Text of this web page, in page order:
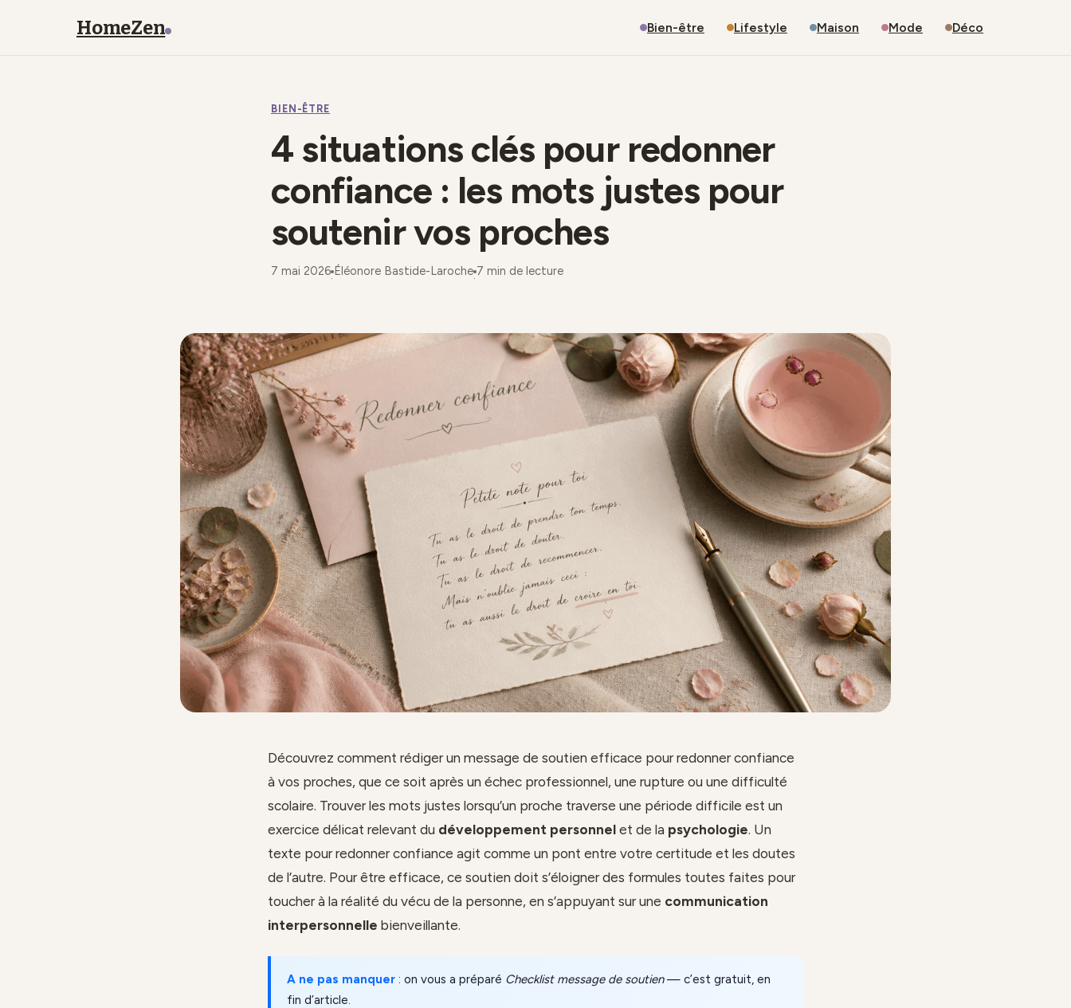
HomeZen Bien-être Lifestyle Maison Mode Déco
BIEN-ÊTRE
4 situations clés pour redonner
confiance : les mots justes pour
soutenir vos proches
7 mai 2026
·
Éléonore Bastide-Laroche
·
7 min de lecture
Découvrez comment rédiger un message de soutien efficace pour redonner confiance
à vos proches, que ce soit après un échec professionnel, une rupture ou une difficulté
scolaire. Trouver les mots justes lorsqu’un proche traverse une période difficile est un
exercice délicat relevant du développement personnel et de la psychologie. Un
texte pour redonner confiance agit comme un pont entre votre certitude et les doutes
de l’autre. Pour être efficace, ce soutien doit s’éloigner des formules toutes faites pour
toucher à la réalité du vécu de la personne, en s’appuyant sur une communication
interpersonnelle bienveillante.
A ne pas manquer : on vous a préparé Checklist message de soutien— c’est gratuit, en
fin d’article.